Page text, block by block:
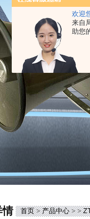
欢迎
来自
助您
情 首页>产品中心> >